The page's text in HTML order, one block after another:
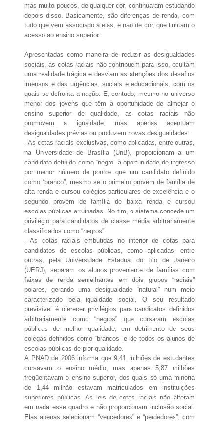
mas muito poucos, de qualquer cor, continuaram estudando
depois disso. Basicamente, são diferenças de renda, com
tudo que vem associado a elas, e não de cor, que limitam o
acesso ao ensino superior.
Apresentadas como maneira de reduzir as desigualdades
sociais, as cotas raciais não contribuem para isso, ocultam
uma realidade trágica e desviam as atenções dos desafios
imensos e das urgências, sociais e educacionais, com os
quais se defronta a nação. E, contudo, mesmo no universo
menor dos jovens que têm a oportunidade de almejar o
ensino superior de qualidade, as cotas raciais não
promovem a igualdade, mas apenas acentuam
desigualdades prévias ou produzem novas desigualdades:
- As cotas raciais exclusivas, como aplicadas, entre outras,
na Universidade de Brasília (UnB), proporcionam a um
candidato definido como “negro” a oportunidade de ingresso
por menor número de pontos que um candidato definido
como “branco”, mesmo se o primeiro provém de família de
alta renda e cursou colégios particulares de excelência e o
segundo provém de família de baixa renda e cursou
escolas públicas arruinadas. No fim, o sistema concede um
privilégio para candidatos de classe média arbitrariamente
classificados como “negros”.
- As cotas raciais embutidas no interior de cotas para
candidatos de escolas públicas, como aplicadas, entre
outras, pela Universidade Estadual do Rio de Janeiro
(UERJ), separam os alunos proveniente de famílias com
faixas de renda semelhantes em dois grupos “raciais”
polares, gerando uma desigualdade “natural” num meio
caracterizado pela igualdade social. O seu resultado
previsível é oferecer privilégios para candidatos definidos
arbitrariamente como “negros” que cursaram escolas
públicas de melhor qualidade, em detrimento de seus
colegas definidos como “brancos” e de todos os alunos de
escolas públicas de pior qualidade.
A PNAD de 2006 informa que 9,41 milhões de estudantes
cursavam o ensino médio, mas apenas 5,87 milhões
freqüentavam o ensino superior, dos quais só uma minoria
de 1,44 milhão estavam matriculados em instituições
superiores públicas. As leis de cotas raciais não alteram
em nada esse quadro e não proporcionam inclusão social.
Elas apenas selecionam “vencedores” e “perdedores”, com